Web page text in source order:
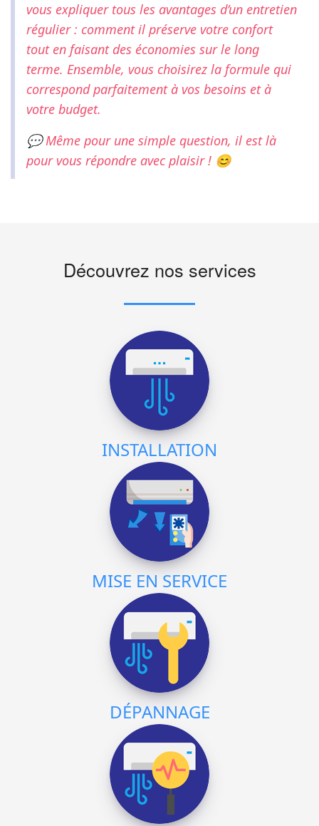
vous expliquer tous les avantages d’un entretien
régulier : comment il préserve votre confort
tout en faisant des économies sur le long
terme. Ensemble, vous choisirez la formule qui
correspond parfaitement à vos besoins et à
votre budget.
💬 Même pour une simple question, il est là
pour vous répondre avec plaisir ! 😊
Découvrez nos services
INSTALLATION
MISE EN SERVICE
DÉPANNAGE